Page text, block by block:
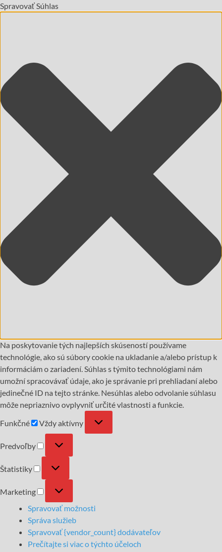
Spravovať Súhlas
Na poskytovanie tých najlepších skúseností používame
technológie, ako sú súbory cookie na ukladanie a/alebo prístup k
informáciám o zariadení. Súhlas s týmito technológiami nám
umožní spracovávať údaje, ako je správanie pri prehliadaní alebo
jedinečné ID na tejto stránke. Nesúhlas alebo odvolanie súhlasu
môže nepriaznivo ovplyvniť určité vlastnosti a funkcie.
Funkčné
Vždy aktívny
Predvoľby
Štatistiky
Marketing
Spravovať možnosti
Správa služieb
Spravovať {vendor_count} dodávateľov
Prečítajte si viac o týchto účeloch